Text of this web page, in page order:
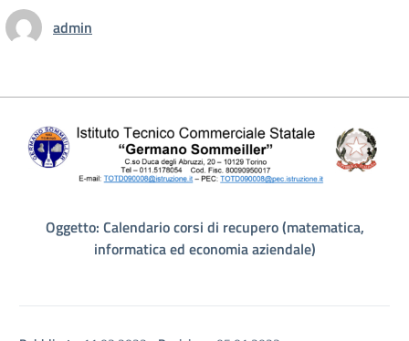
admin
Oggetto: Calendario corsi di recupero (matematica,
informatica ed economia aziendale)